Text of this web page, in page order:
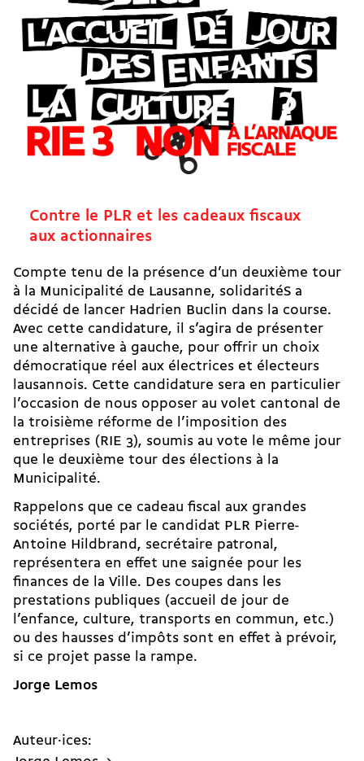
Contre le PLR et les cadeaux fiscaux
aux actionnaires
Compte tenu de la présence d’un deuxième tour
à la Municipalité de Lausanne, solidaritéS a
décidé de lancer Hadrien Buclin dans la course.
Avec cette candidature, il s’agira de présenter
une alternative à gauche, pour offrir un choix
démocratique réel aux électrices et électeurs
lausannois. Cette candidature sera en particulier
l’occasion de nous opposer au volet cantonal de
la troisième réforme de l’imposition des
entreprises (RIE 3), soumis au vote le même jour
que le deuxième tour des élections à la
Municipalité.
Rappelons que ce cadeau fiscal aux grandes
sociétés, porté par le candidat PLR Pierre-
Antoine Hildbrand, secrétaire patronal,
représentera en effet une saignée pour les
finances de la Ville. Des coupes dans les
prestations publiques (accueil de jour de
l’enfance, culture, transports en commun, etc.)
ou des hausses d’impôts sont en effet à prévoir,
si ce projet passe la rampe.
Jorge Lemos
Auteur·ices: